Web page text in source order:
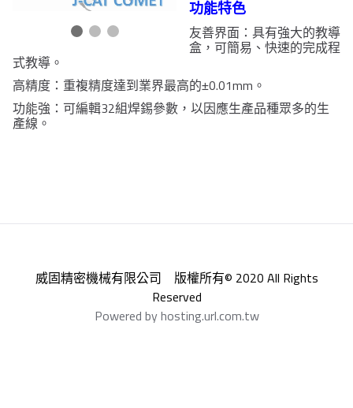
功能特色
友善界面：具有強大的教導
盒，可簡易、快速的完成程
式教導。
高精度：重複精度達到業界最高的±0.01mm 。
功能強：可編輯32組焊錫參數，以因應生產品種眾多的生
產線。
威固精密機械有限公司 版權所有© 2020 All Rights
Reserved
Powered by hosting.url.com.tw